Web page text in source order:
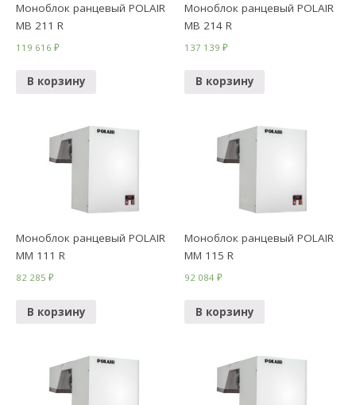
Моноблок ранцевый POLAIR
MB 211 R
119 616₽
В корзину
Моноблок ранцевый POLAIR
MB 214 R
137 139₽
В корзину
Моноблок ранцевый POLAIR
MM 111 R
82 285₽
В корзину
Моноблок ранцевый POLAIR
MM 115 R
92 084₽
В корзину